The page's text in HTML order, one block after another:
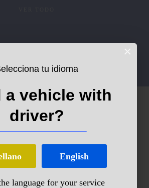
VTC Castilla y León
×
tu idioma
a vehicle with
driver?
English
language for your service